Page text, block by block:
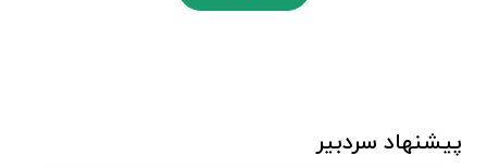
پیشنهاد سردبیر